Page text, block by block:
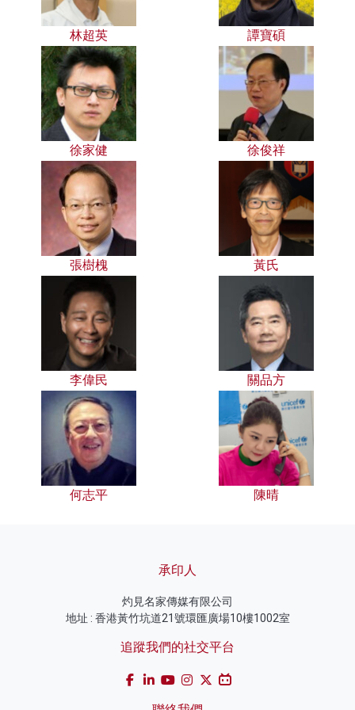
林超英 譚寶碩
徐家健 徐俊祥
張樹槐 黃氏
李偉民 關品方
何志平 陳晴
承印人
灼見名家傳媒有限公司
地址 : 香港黃竹坑道21號環匯廣場10樓1002室
追蹤我們的社交平台